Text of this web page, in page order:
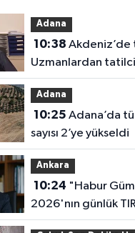
Adana
10:38
Uzmanlardan
uyarısı
Adana
10:25
sayısı 2’ye yükseldi
Ankara
10:24
2026'nın günlük
kırdık"